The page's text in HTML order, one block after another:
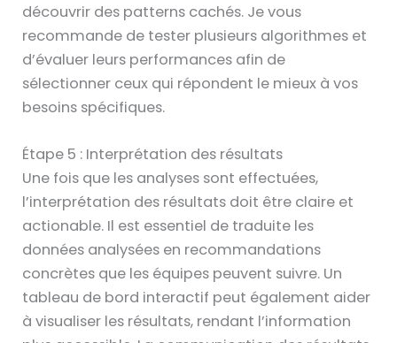
découvrir des patterns cachés. Je vous
recommande de tester plusieurs algorithmes et
d’évaluer leurs performances afin de
sélectionner ceux qui répondent le mieux à vos
besoins spécifiques.
Étape 5 : Interprétation des résultats
Une fois que les analyses sont effectuées,
l’interprétation des résultats doit être claire et
actionable. Il est essentiel de traduite les
données analysées en recommandations
concrètes que les équipes peuvent suivre. Un
tableau de bord interactif peut également aider
à visualiser les résultats, rendant l’information